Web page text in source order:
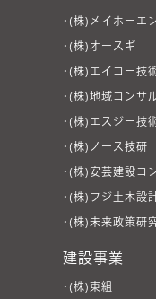
・(株)メイホーエ
・(株)オースギ
・(株)エイコー技
・(株)地域コンサ
・(株)エスジー技
・(株)ノース技研
・(株)安芸建設コ
・(株)フジ土木設
・(株)未来政策研
建設事業
・(株)東組